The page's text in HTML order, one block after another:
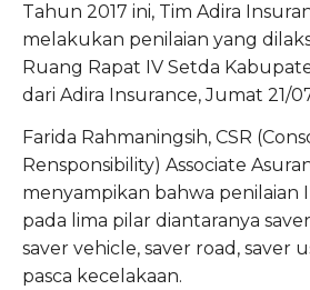
Tahun 2017 ini, Tim Adira
melakukan penilaian yang
Ruang Rapat IV Setda
dari Adira Insurance, Jumat 21/
Farida Rahmaningsih, CSR
Rensponsibility) Associate
menyampikan bahwa penilaian
pada lima pilar diantaranya
saver vehicle, saver road, saver
pasca kecelakaan.